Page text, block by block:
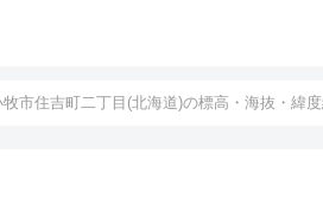
牧市住吉町二丁目(北海道)の標高・海抜・緯